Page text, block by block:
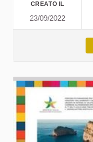
CREATO IL
23/09/2022